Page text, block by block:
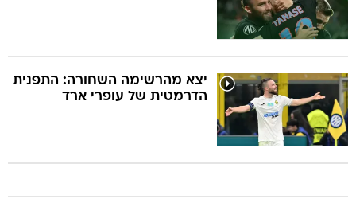
יצא מהרשימה השחורה: התפנית
הדרמטית של עופרי ארד